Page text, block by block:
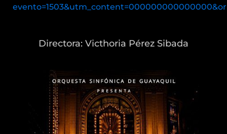
Directora: Victhoria Pérez Sibada